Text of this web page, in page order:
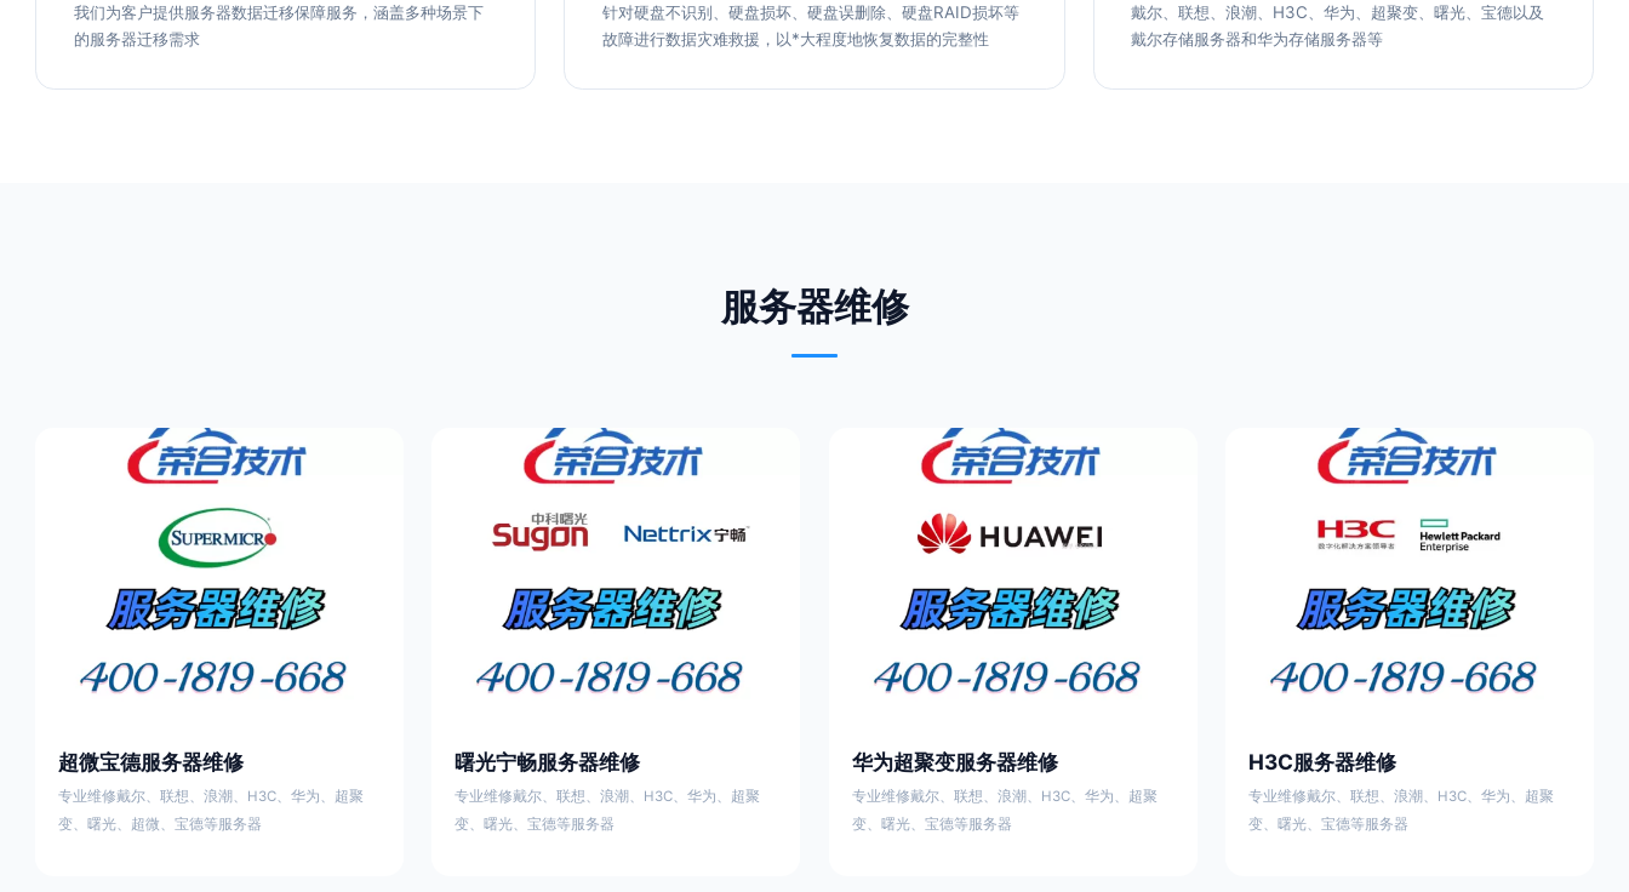
我们为客户提供服务器数据迁移保障服务，涵盖多种场景下
的服务器迁移需求
针对硬盘不识别、硬盘损坏、硬盘误删除、硬盘RAID损坏等
故障进行数据灾难救援，以*大程度地恢复数据的完整性
戴尔、联想、浪潮、H3C、华为、超聚变、曙光、宝德以及
戴尔存储服务器和华为存储服务器等
服务器维修
超微宝德服务器维修
专业维修戴尔、联想、浪潮、H3C、华为、超聚
变、曙光、超微、宝德等服务器
曙光宁畅服务器维修
专业维修戴尔、联想、浪潮、H3C、华为、超聚
变、曙光、宝德等服务器
华为超聚变服务器维修
专业维修戴尔、联想、浪潮、H3C、华为、超聚
变、曙光、宝德等服务器
H3C服务器维修
专业维修戴尔、联想、浪潮、H3C、华为、超聚
变、曙光、宝德等服务器